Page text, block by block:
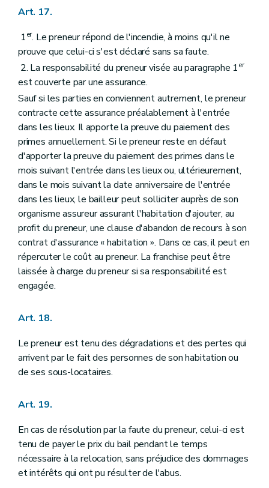
Art. 17.
1er. Le preneur répond de l'incendie, à moins qu'il ne
prouve que celui-ci s'est déclaré sans sa faute.
2. La responsabilité du preneur visée au paragraphe 1er
est couverte par une assurance.
Sauf si les parties en conviennent autrement, le preneur
contracte cette assurance préalablement à l'entrée
dans les lieux. Il apporte la preuve du paiement des
primes annuellement. Si le preneur reste en défaut
d'apporter la preuve du paiement des primes dans le
mois suivant l'entrée dans les lieux ou, ultérieurement,
dans le mois suivant la date anniversaire de l'entrée
dans les lieux, le bailleur peut solliciter auprès de son
organisme assureur assurant l'habitation d'ajouter, au
profit du preneur, une clause d'abandon de recours à son
contrat d'assurance « habitation ». Dans ce cas, il peut en
répercuter le coût au preneur. La franchise peut être
laissée à charge du preneur si sa responsabilité est
engagée.
Art. 18.
Le preneur est tenu des dégradations et des pertes qui
arrivent par le fait des personnes de son habitation ou
de ses sous-locataires.
Art. 19.
En cas de résolution par la faute du preneur, celui-ci est
tenu de payer le prix du bail pendant le temps
nécessaire à la relocation, sans préjudice des dommages
et intérêts qui ont pu résulter de l'abus.